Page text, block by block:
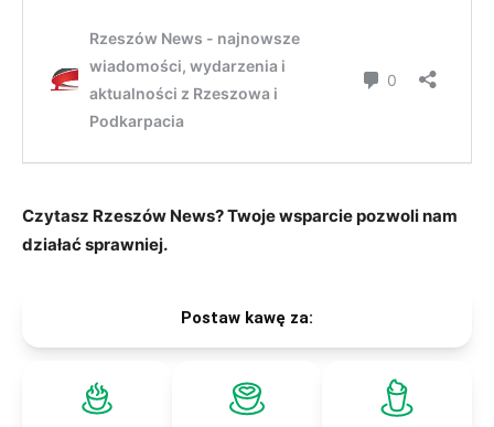
Czytasz Rzeszów News? Twoje wsparcie pozwoli nam
działać sprawniej.
Postaw kawę za: